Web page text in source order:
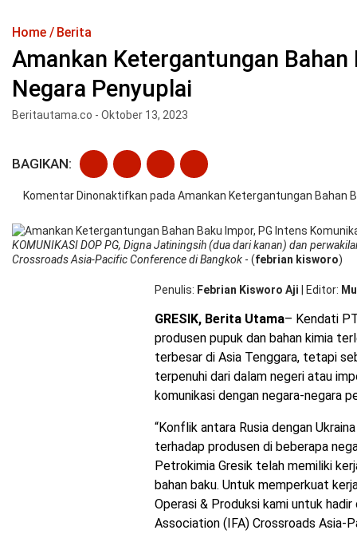
Home Berita
Amankan Ketergantungan
Negara Penyuplai
Beritautama.co - Oktober 13, 2023
BAGIKAN:
Komentar Dinonaktifkan pada Amankan Ketergantungan Bahan
KOMUNIKASI DOP PG, Digna Jatiningsih (dua dari kanan) dan
Crossroads Asia-Pacific Conference di Bangkok - (febrian kisworo)
Penulis Febrian Kisworo Aji Editor
GRESIK, Berita Utama– Kendati
produsen pupuk dan bahan kimia
terbesar di Asia Tenggara, tetapi
terpenuhi dari dalam negeri atau
komunikasi dengan negara-negara
“Konflik antara Rusia dengan
terhadap produsen di beberapa
Petrokimia Gresik telah memiliki
bahan baku. Untuk memperkuat
Operasi & Produksi kami untuk
Association (IFA) Crossroads Asia-